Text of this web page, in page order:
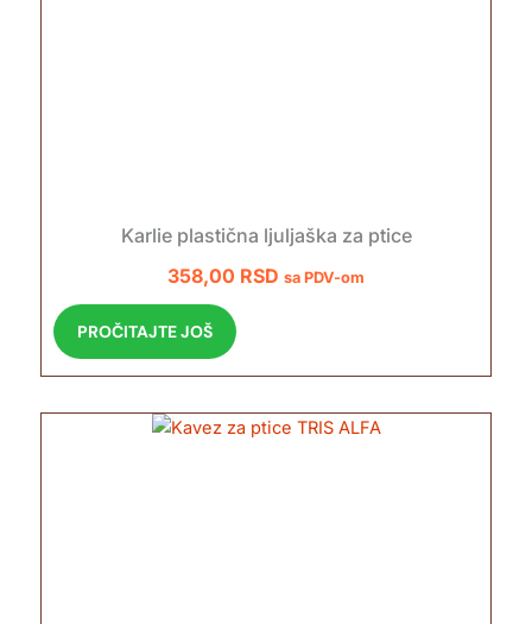
Karlie plastična ljuljaška za ptice
358,00 RSD sa PDV-om
PROČITAJTE JOŠ